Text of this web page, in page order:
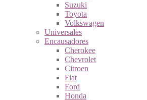
Suzuki
Toyota
Volkswagen
Universales
Encausadores
Cherokee
Chevrolet
Citroen
Fiat
Ford
Honda